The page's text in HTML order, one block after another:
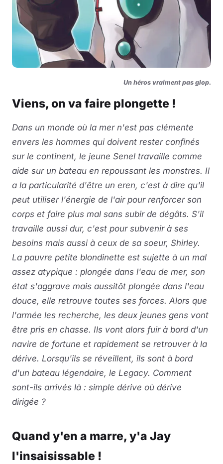
Un héros vraiment pas glop.
Viens, on va faire plongette !
Dans un monde où la mer n'est pas clémente
envers les hommes qui doivent rester confinés
sur le continent, le jeune Senel travaille comme
aide sur un bateau en repoussant les monstres. Il
a la particularité d'être un eren, c'est à dire qu'il
peut utiliser l'énergie de l'air pour renforcer son
corps et faire plus mal sans subir de dégâts. S'il
travaille aussi dur, c'est pour subvenir à ses
besoins mais aussi à ceux de sa soeur, Shirley.
La pauvre petite blondinette est sujette à un mal
assez atypique : plongée dans l'eau de mer, son
état s'aggrave mais aussitôt plongée dans l'eau
douce, elle retrouve toutes ses forces. Alors que
l'armée les recherche, les deux jeunes gens vont
être pris en chasse. Ils vont alors fuir à bord d'un
navire de fortune et rapidement se retrouver à la
dérive. Lorsqu'ils se réveillent, ils sont à bord
d'un bateau légendaire, le Legacy. Comment
sont-ils arrivés là : simple dérive où dérive
dirigée ?
Quand y'en a marre, y'a Jay
l'insaisissable !